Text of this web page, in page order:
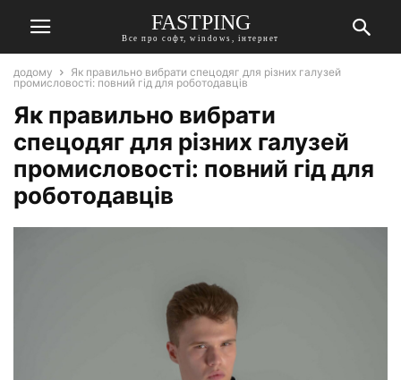
FASTPING
Все про софт, windows, інтернет
додому
Як правильно вибрати спецодяг для різних галузей
промисловості: повний гід для роботодавців
Як правильно вибрати
спецодяг для різних галузей
промисловості: повний гід для
роботодавців